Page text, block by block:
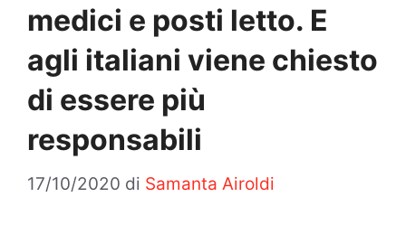
medici e posti letto. E
agli italiani viene chiesto
di essere più
responsabili
17/10/2020 di Samanta Airoldi